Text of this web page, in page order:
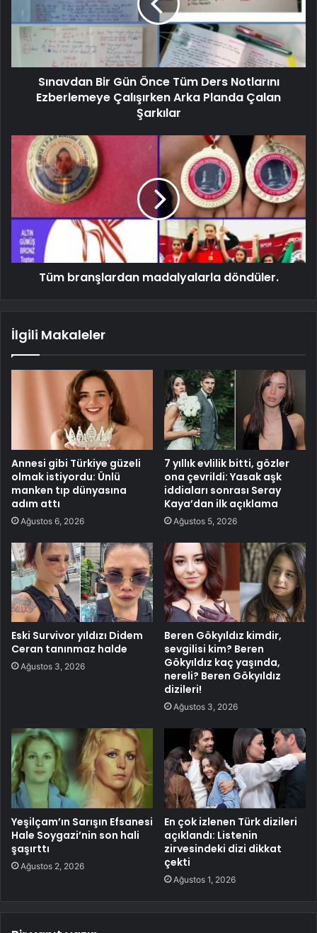
Sınavdan Bir Gün Önce Tüm Ders Notlarını
Ezberlemeye Çalışırken Arka Planda Çalan
Şarkılar
Tüm branşlardan madalyalarla döndüler.
İlgili Makaleler
Annesi gibi Türkiye güzeli
olmak istiyordu: Ünlü
manken tıp dünyasına
adım attı
Ağustos 6, 2026
7 yıllık evlilik bitti, gözler
ona çevrildi: Yasak aşk
iddiaları sonrası Seray
Kaya’dan ilk açıklama
Ağustos 5, 2026
Eski Survivor yıldızı Didem
Ceran tanınmaz halde
Ağustos 3, 2026
Beren Gökyıldız kimdir,
sevgilisi kim? Beren
Gökyıldız kaç yaşında,
nereli? Beren Gökyıldız
dizileri!
Ağustos 3, 2026
Yeşilçam’ın Sarışın Efsanesi
Hale Soygazi’nin son hali
şaşırttı
Ağustos 2, 2026
En çok izlenen Türk dizileri
açıklandı: Listenin
zirvesindeki dizi dikkat
çekti
Ağustos 1, 2026